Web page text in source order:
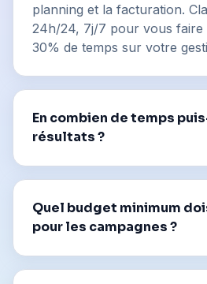
planning et la facturation.
24h/24, 7j/7 pour vous faire
30% de temps sur votre
En combien de temps
résultats ?
Quel budget minimum
pour les campagnes ?